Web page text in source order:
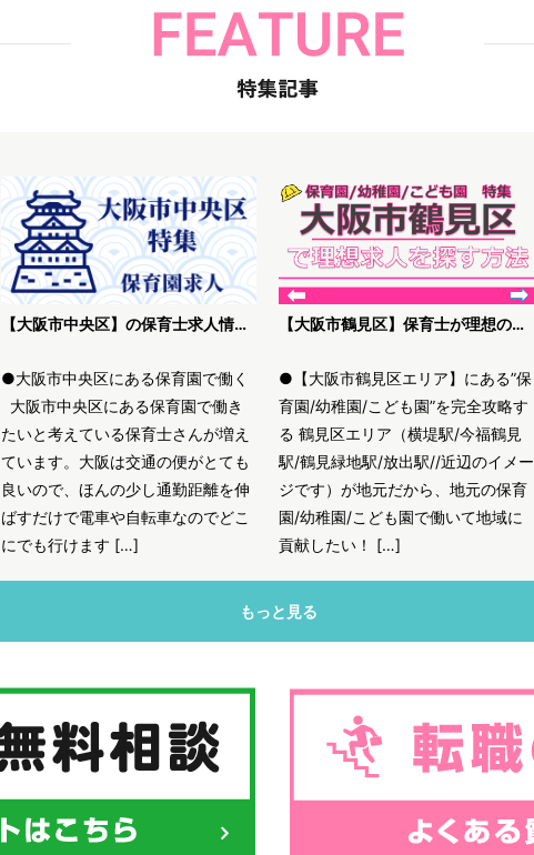
【大阪市中央区】の保育士求人情報｜高待遇・未経験歓迎等、理想の保育園を探す方法
●大阪市中央区にある保育園で働く
大阪市中央区にある保育園で働き
たいと考えている保育士さんが増え
ています。大阪は交通の便がとても
良いので、ほんの少し通勤距離を伸
ばすだけで電車や自転車なのでどこ
にでも行けます […]
【大阪市鶴見区】保育士が理想の求人を探す方法解説
●【大阪市鶴見区エリア】にある”保
育園/幼稚園/こども園”を完全攻略す
る 鶴見区エリア（横堤駅/今福鶴見
駅/鶴見緑地駅/放出駅//近辺のイメー
ジです）が地元だから、地元の保育
園/幼稚園/こども園で働いて地域に
貢献したい！ […]
もっと見る